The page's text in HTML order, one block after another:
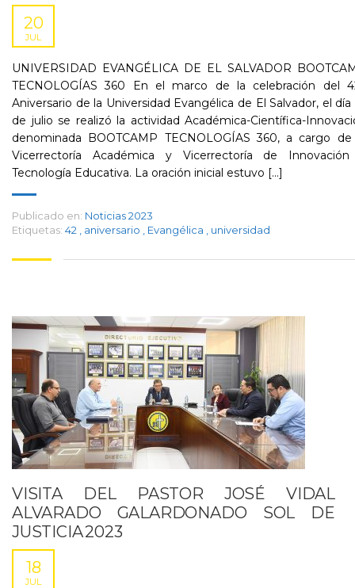
20
JUL
UNIVERSIDAD EVANGÉLICA DE EL SALVADOR
TECNOLOGÍAS 360 En el marco de la celebración del
Aniversario de la Universidad Evangélica de El Salvador, el día
de julio se realizó la actividad Académica-Científica-
denominada BOOTCAMP TECNOLOGÍAS 360, a cargo
Vicerrectoría Académica y Vicerrectoría de
Tecnología Educativa. La oración inicial estuvo [...]
Publicado en: Noticias 2023
Etiquetas: 42 aniversario Evangélica universidad
VISITA DEL PASTOR JOSÉ VIDAL
ALVARADO GALARDONADO SOL DE
JUSTICIA 2023
18
JUL